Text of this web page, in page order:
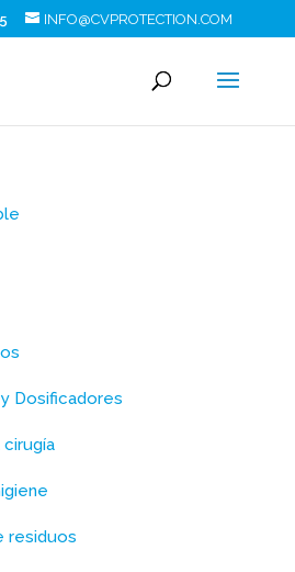
INFO@CVPROTECTION.COM
Dosificadores
residuos